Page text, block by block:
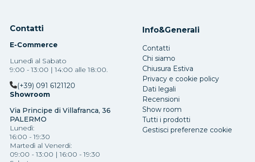
Contatti
E-Commerce
Lunedì al Sabato
9:00 - 13:00 | 14:00 alle 18:00.
(+39) 091 6121120
Showroom
Via Principe di Villafranca, 36
PALERMO
Lunedì:
16:00 - 19:30
Martedì al Venerdi:
09:00 - 13:00 | 16:00 - 19:30
Info&Generali
Contatti
Chi siamo
Chiusura Estiva
Privacy e cookie policy
Dati legali
Recensioni
Show room
Tutti i prodotti
Gestisci preferenze cookie